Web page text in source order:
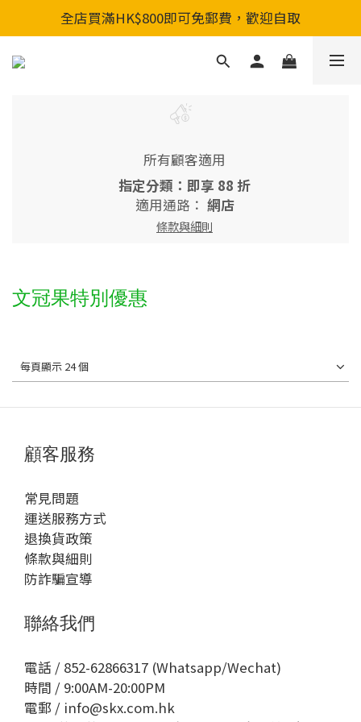
全店買滿HK$800即可免郵費，歡迎自取
全店買滿HK$800即可免郵費，歡迎自取
新會員入會享首單88折&購物金HKD200
所有顧客適用
指定分類：即享 88 折
適用通路： 網店
條款與細則
文冠果特別優惠
每頁顯示 24 個
顧客服務
常見問題
運送服務方式
退換貨政策
條款與細則
防詐騙宣導
聯絡我們
電話 / 852-62866317 (Whatsapp/Wechat)
時間 / 9:00AM-20:00PM
電郵 / info@skx.com.hk